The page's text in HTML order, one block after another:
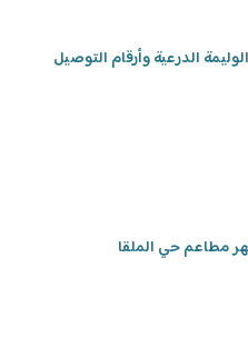
الدرعية وأرقام التوصيل
مطاعم حي الملقا